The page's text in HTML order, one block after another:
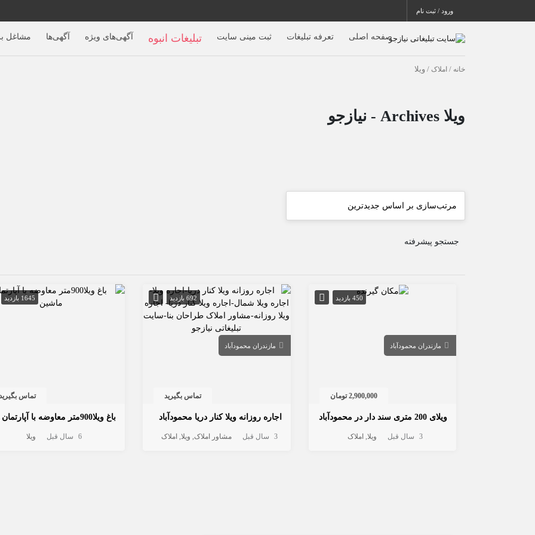
ورود / ثبت نام
صفحه اصلی تعرفه تبلیغات ثبت مینی سایت تبلیغات انبوه آگهی‌های ویژه آگهی‌ها مشاغل
خانه / املاک / ویلا
ویلا Archives - نیازجو
جستجو پیشرفته
450 بازدید
مازندران محمودآباد
2,900,000 تومان
ویلای 200 متری سند دار در محمودآباد
3 سال قبل ویلا املاک
692 بازدید
مازندران محمودآباد
تماس بگیرید
اجاره روزانه ویلا کنار دریا محمودآباد
3 سال قبل مشاور املاک ویلا املاک
1645 بازدید
تماس
6 سال قبل ویلا